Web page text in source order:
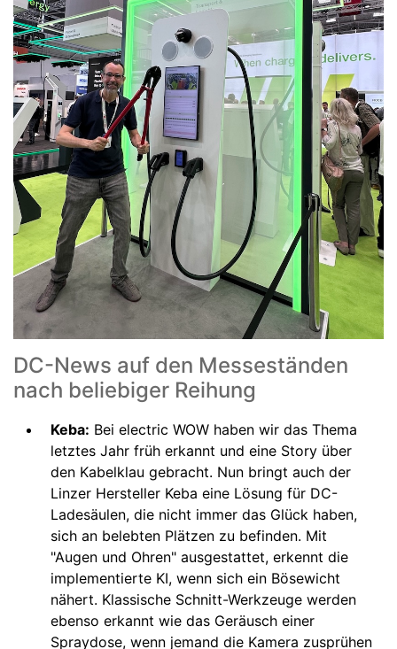
DC-News auf den Messeständen
nach beliebiger Reihung
Keba: Bei electric WOW haben wir das Thema
letztes Jahr früh erkannt und eine Story über
den Kabelklau gebracht. Nun bringt auch der
Linzer Hersteller Keba eine Lösung für DC-
Ladesäulen, die nicht immer das Glück haben,
sich an belebten Plätzen zu befinden. Mit
"Augen und Ohren" ausgestattet, erkennt die
implementierte KI, wenn sich ein Bösewicht
nähert. Klassische Schnitt-Werkzeuge werden
ebenso erkannt wie das Geräusch einer
Spraydose, wenn jemand die Kamera zusprühen